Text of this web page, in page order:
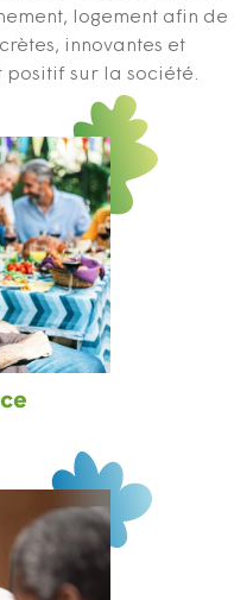
logement afin de
innovantes et
sur la société.